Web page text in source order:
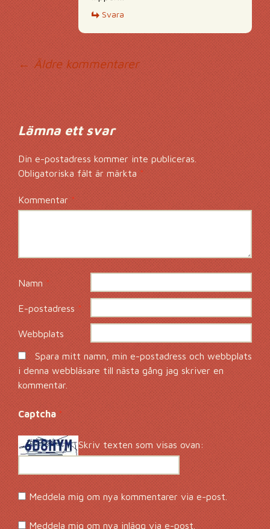
Svara
← Äldre kommentarer
Lämna ett svar
Din e-postadress kommer inte publiceras.
Obligatoriska fält är märkta*
Kommentar*
Namn *
E-postadress *
Webbplats
Spara mitt namn, min e-postadress och webbplats
i denna webbläsare till nästa gång jag skriver en
kommentar.
Captcha*
Skriv texten som visas ovan:
Meddela mig om nya kommentarer via e-post.
Meddela mig om nya inlägg via e-post.